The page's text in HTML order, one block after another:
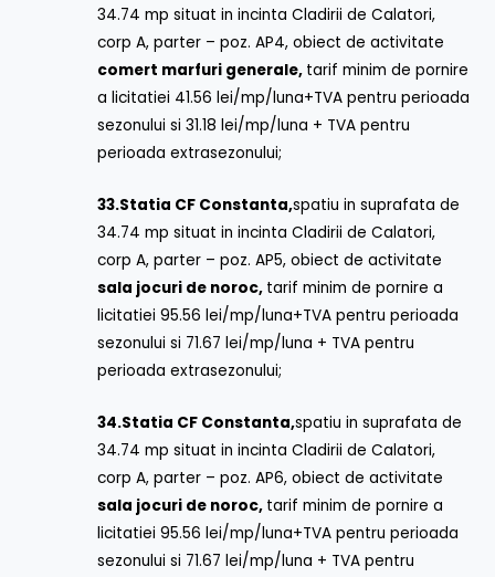
34.74 mp situat in incinta Cladirii de Calatori,
corp A, parter – poz. AP4, obiect de activitate
comert marfuri generale, tarif minim de pornire
a licitatiei 41.56 lei/mp/luna+TVA pentru perioada
sezonului si 31.18 lei/mp/luna + TVA pentru
perioada extrasezonului;
33.Statia CF Constanta,spatiu in suprafata de
34.74 mp situat in incinta Cladirii de Calatori,
corp A, parter – poz. AP5, obiect de activitate
sala jocuri de noroc, tarif minim de pornire a
licitatiei 95.56 lei/mp/luna+TVA pentru perioada
sezonului si 71.67 lei/mp/luna + TVA pentru
perioada extrasezonului;
34.Statia CF Constanta,spatiu in suprafata de
34.74 mp situat in incinta Cladirii de Calatori,
corp A, parter – poz. AP6, obiect de activitate
sala jocuri de noroc, tarif minim de pornire a
licitatiei 95.56 lei/mp/luna+TVA pentru perioada
sezonului si 71.67 lei/mp/luna + TVA pentru